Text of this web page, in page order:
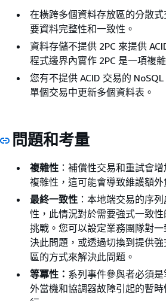
在橫跨多個資料存放區的分散
要資料完整性和一致性。
資料存儲不提供 2PC 來提供
程式邊界內實作 2PC 是一項複
您有不提供 ACID 交易的
單個交易中更新多個資料表。
問題和考量
複雜性 ：補償性交易和重試會
複雜性，這可能會導致維護額外
最終一致性 ：本地端交易的序
性，此情況對於需要強式一致
挑戰。您可以設定業務團隊對
決此問題，或透過切換到提供
區的方式來解決此問題。
等冪性： 系列事件參與者必須
外當機和協調器故障引起的暫